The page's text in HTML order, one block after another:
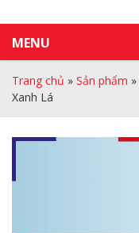
MENU
Trang chủ » Sản phẩm »
Xanh Lá